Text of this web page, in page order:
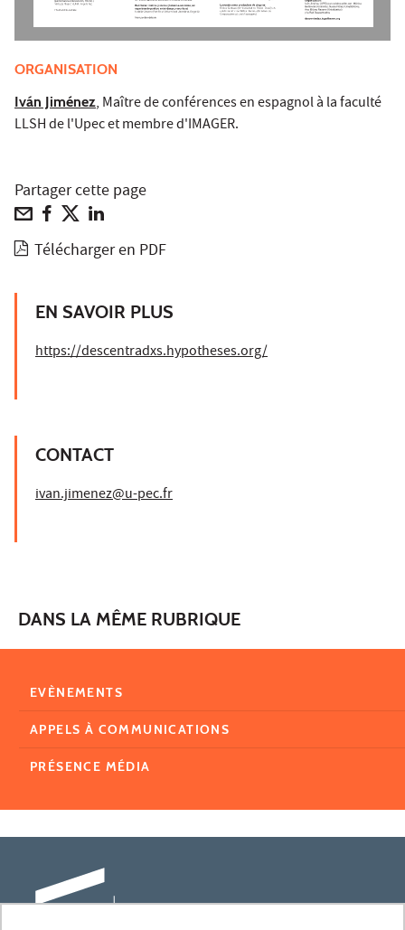
ORGANISATION
Iván Jiménez, Maître de conférences en espagnol à la faculté
LLSH de l'Upec et membre d'IMAGER.
Partager cette page
Télécharger en PDF
EN SAVOIR PLUS
https://descentradxs.hypotheses.org/
CONTACT
ivan.jimenez@u-pec.fr
DANS LA MÊME RUBRIQUE
EVÈNEMENTS
APPELS À COMMUNICATIONS
PRÉSENCE MÉDIA